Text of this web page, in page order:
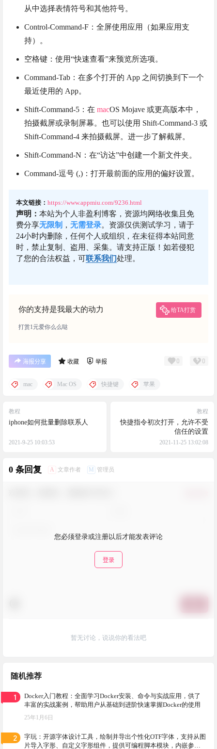
从中选择表情符号和其他符号。
Control-Command-F：全屏使用应用（如果应用支
持）。
空格键：使用“快速查看”来预览所选项。
Command-Tab：在多个打开的 App 之间切换到下一个
最近使用的 App。
Shift-Command-5：在 macOS Mojave 或更高版本中，
拍摄截屏或录制屏幕。也可以使用 Shift-Command-3 或
Shift-Command-4 来拍摄截屏。进一步了解截屏。
Shift-Command-N：在“访达”中创建一个新文件夹。
Command-逗号 (,)：打开最前面的应用的偏好设置。
本文链接： https://www.appmiu.com/9236.html
声明： 本站为个人非盈利博客，资源均网络收集且免
费分享无限制 ， 无需登录。资源仅供测试学习，请于
24小时内删除，任何个人或组织，在未征得本站同意
时，禁止复制、盗用、采集。请支持正版！如若侵犯
了您的合法权益，可联系我们处理。
你的支持是我最大的动力 给TA打赏
打赏1元爱你么么哒
海报分享 收藏 举报 0 0
mac Mac OS 快捷键 苹果
教程
iphone如何批量删除联系人
2021-9-25 10:03:53
教程
快捷指令初次打开，允许不受
信任的设置
2021-11-25 13:02:08
0 条回复 A 文章作者 M 管理员
您必须登录或注册以后才能发表评论
登录
暂无讨论，说说你的看法吧
随机推荐
1
Docker入门教程：全面学习Docker安装、命令与实战应用，供了
丰富的实战案例，帮助用户从基础到进阶快速掌握Docker的使用
25年1月6日
2
字玩：开源字体设计工具，绘制并导出个性化OTF字体，支持从图
片导入字形、自定义字形组件，提供可编程脚本模块，内嵌参数